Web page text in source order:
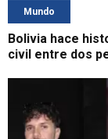
Mundo
Bolivia hace
civil entre dos